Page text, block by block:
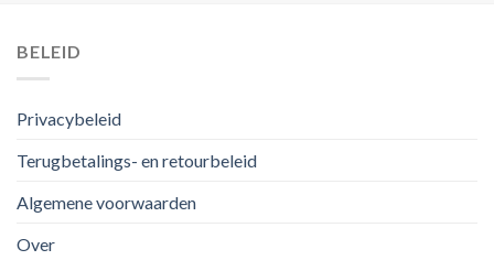
BELEID
Privacybeleid
Terugbetalings- en retourbeleid
Algemene voorwaarden
Over